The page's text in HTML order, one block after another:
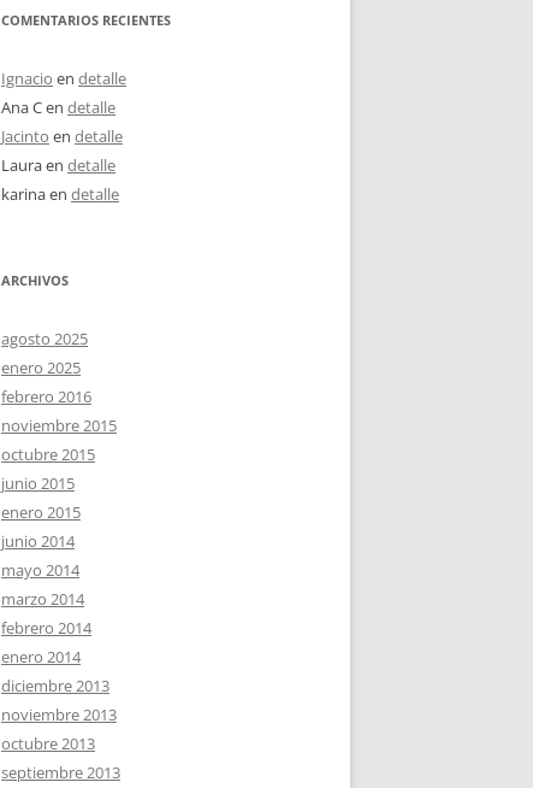
COMENTARIOS RECIENTES
Ignacio en detalle
Ana Cen detalle
Jacinto en detalle
Lauraen detalle
karinaen detalle
ARCHIVOS
agosto 2025
enero 2025
febrero 2016
noviembre 2015
octubre 2015
junio 2015
enero 2015
junio 2014
mayo 2014
marzo 2014
febrero 2014
enero 2014
diciembre 2013
noviembre 2013
octubre 2013
septiembre 2013